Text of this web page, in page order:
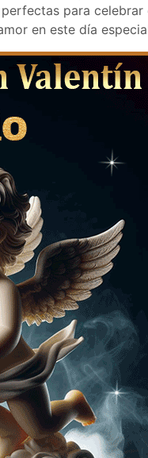
para celebrar
en este día